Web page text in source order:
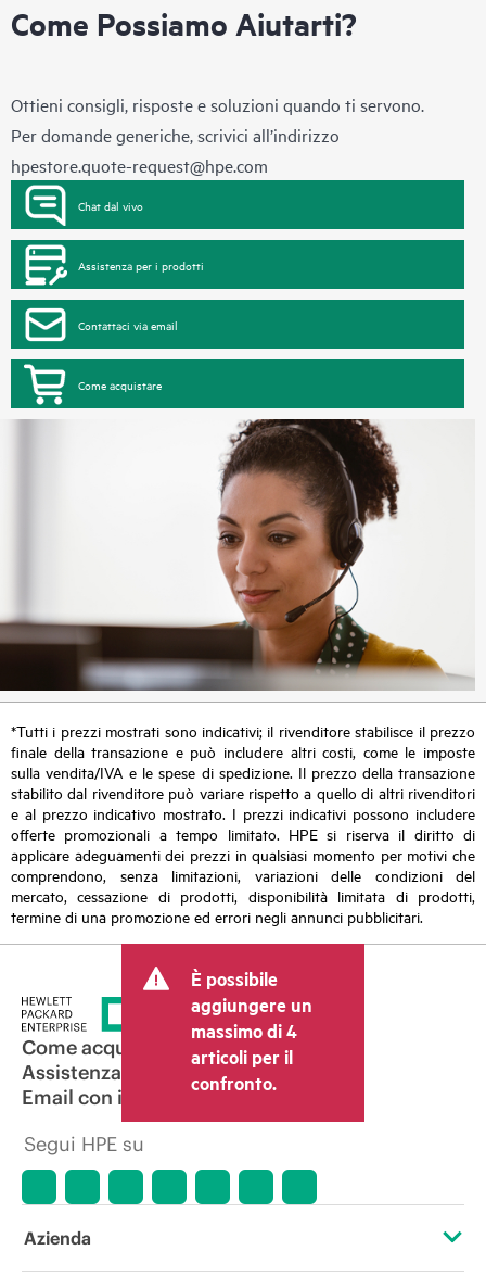
Come Possiamo Aiutarti?
Ottieni consigli, risposte e soluzioni quando ti servono.
Per domande generiche, scrivici all’indirizzo
hpestore.quote-request@hpe.com
Chat dal vivo
Assistenza per i prodotti
Contattaci via email
Come acquistare
*Tutti i prezzi mostrati sono indicativi; il rivenditore stabilisce il prezzo
finale della transazione e può includere altri costi, come le imposte
sulla vendita/IVA e le spese di spedizione. Il prezzo della transazione
stabilito dal rivenditore può variare rispetto a quello di altri rivenditori
e al prezzo indicativo mostrato. I prezzi indicativi possono includere
offerte promozionali a tempo limitato. HPE si riserva il diritto di
applicare adeguamenti dei prezzi in qualsiasi momento per motivi che
comprendono, senza limitazioni, variazioni delle condizioni del
mercato, cessazione di prodotti, disponibilità limitata di prodotti,
termine di una promozione ed errori negli annunci pubblicitari.
È possibile
aggiungere un
massimo di 4
articoli per il
confronto.
Come acquistare
Assistenza per i prodotti
Email con il commerciale
Segui HPE su
Azienda